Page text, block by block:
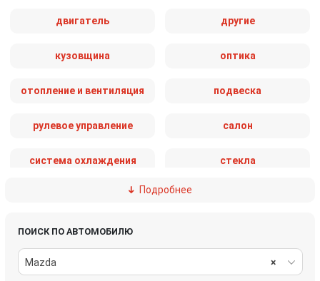
двигатель другие
кузовщина оптика
отопление и вентиляция подвеска
рулевое управление салон
система охлаждения стекла
стеклоочистители топливная система
тормозная система
электрика
Подробнее
ПОИСК ПО АВТОМОБИЛЮ
×
Mazda